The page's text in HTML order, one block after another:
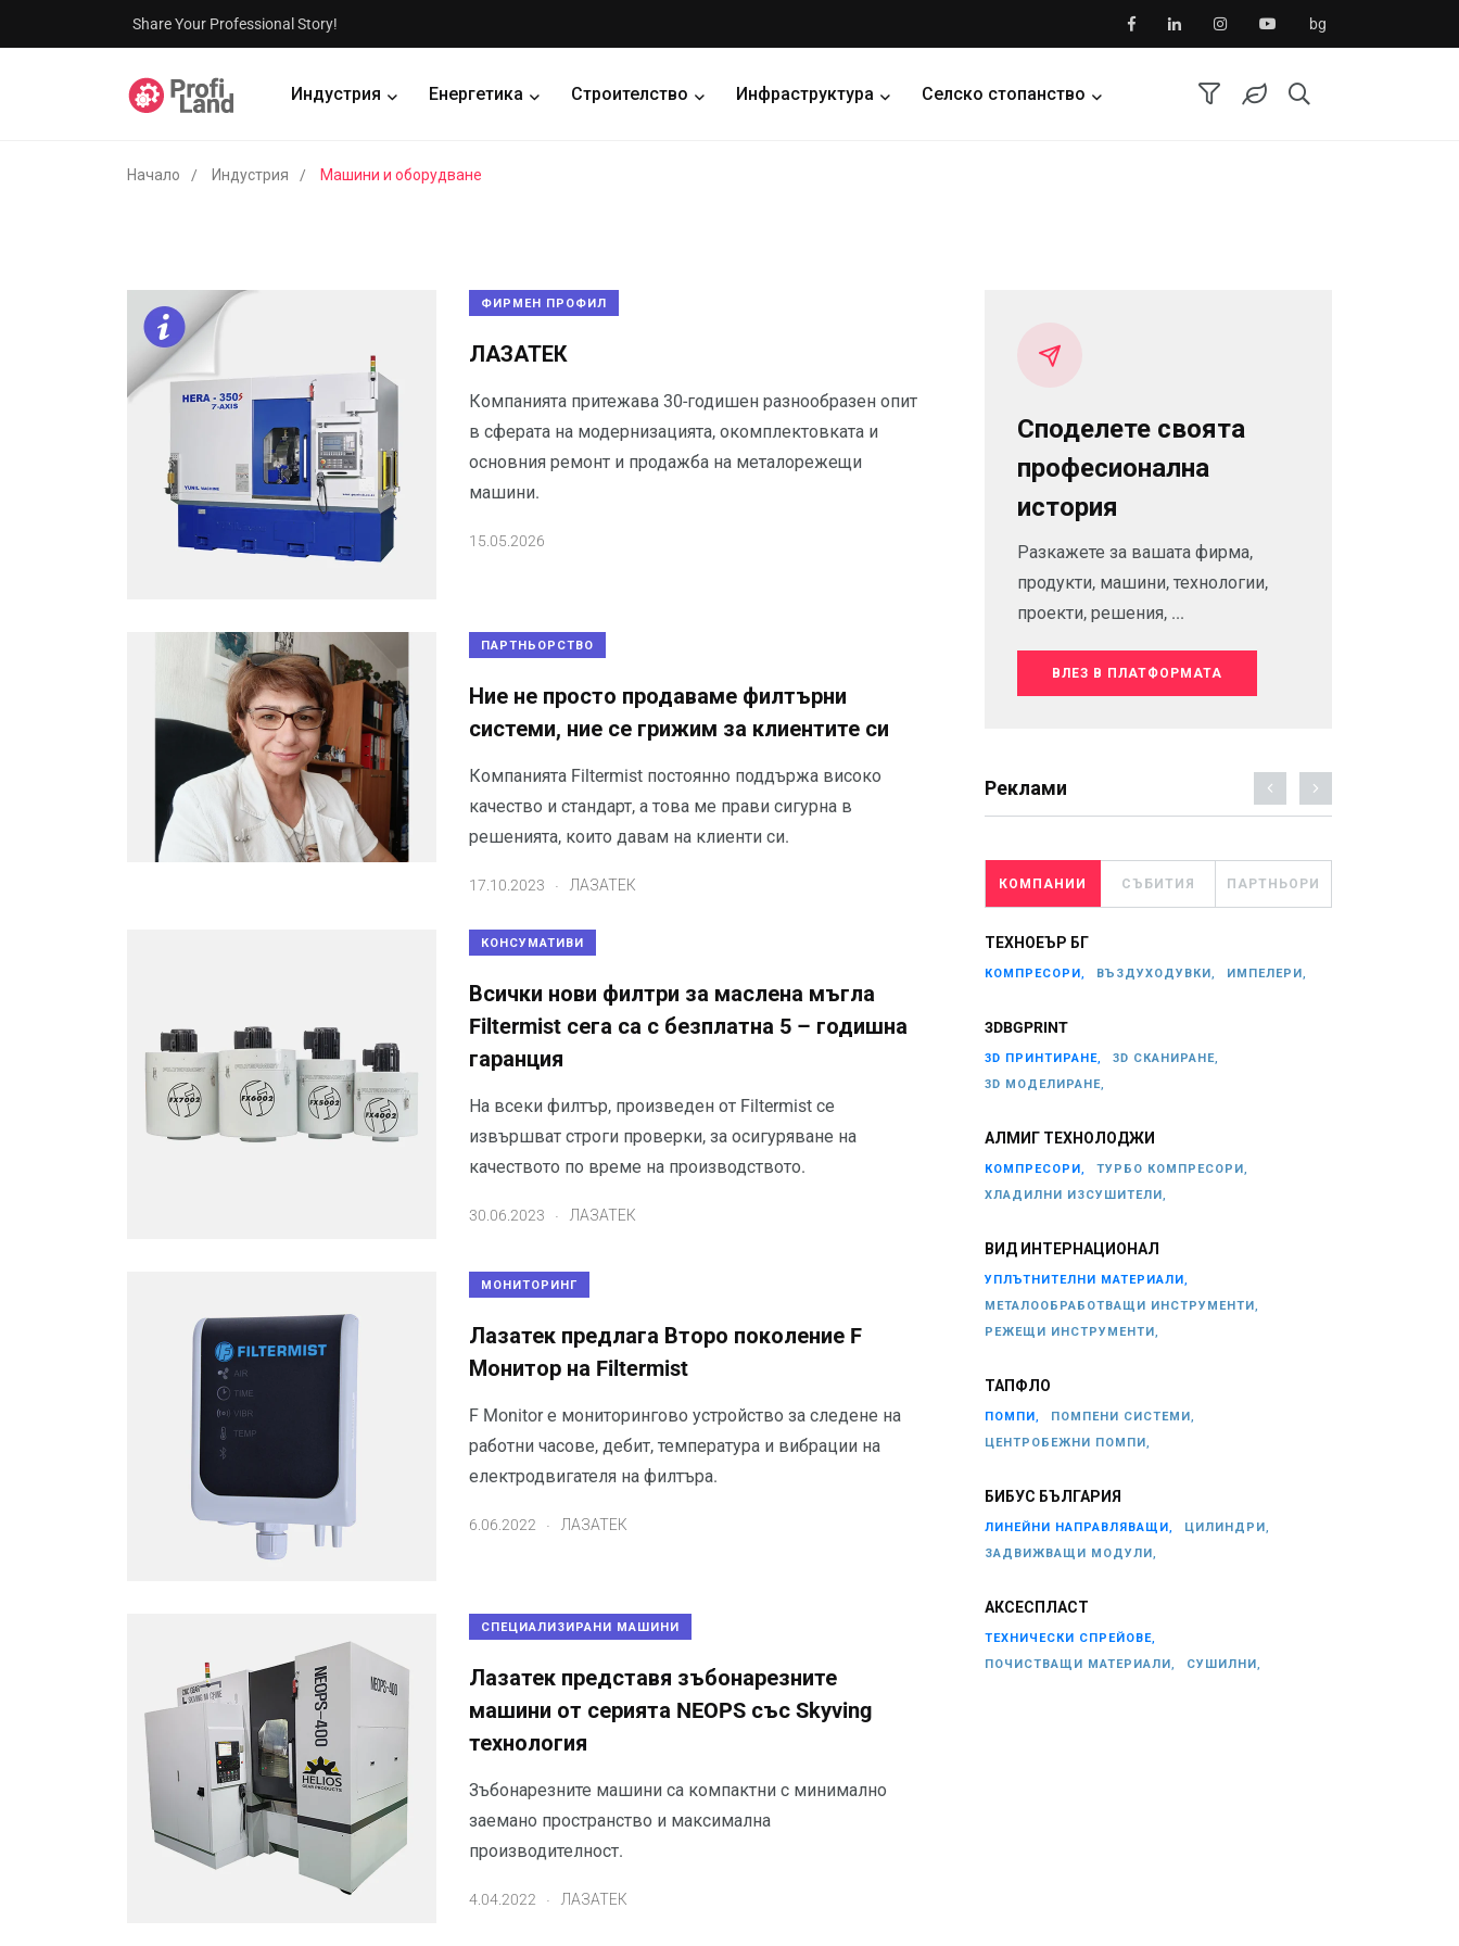
Share Your Professional Story! bg
Индустрия Енергетика Строителство Инфраструктура Селско стопанство
Начало Индустрия Машини и оборудване
ФИРМЕН ПРОФИЛ
ЛАЗАТЕК
Компанията притежава 30-годишен разнообразен опит
в сферата на модернизацията, окомплектовката и
основния ремонт и продажба на металорежещи
машини.
15.05.2026
ПАРТНЬОРСТВО
Ние не просто продаваме филтърни
системи, ние се грижим за клиентите си
Компанията Filtermist постоянно поддържа високо
качество и стандарт, а това ме прави сигурна в
решенията, които давам на клиенти си.
17.10.2023 ЛАЗАТЕК
КОНСУМАТИВИ
Всички нови филтри за маслена мъгла
Filtermist сега са с безплатна 5 – годишна
гаранция
На всеки филтър, произведен от Filtermist се
извършват строги проверки, за осигуряване на
качеството по време на производството.
30.06.2023 ЛАЗАТЕК
МОНИТОРИНГ
Лазатек предлага Второ поколение F
Монитор на Filtermist
F Monitor е мониторингово устройство за следене на
работни часове, дебит, температура и вибрации на
електродвигателя на филтъра.
6.06.2022 ЛАЗАТЕК
СПЕЦИАЛИЗИРАНИ МАШИНИ
Лазатек представя зъбонарезните
машини от серията NEOPS със Skyving
технология
Зъбонарезните машини са компактни с минимално
заемано пространство и максимална
производителност.
4.04.2022 ЛАЗАТЕК
Споделете своята
професионална
история
Разкажете за вашата фирма,
продукти, машини, технологии,
проекти, решения, ...
ВЛЕЗ В ПЛАТФОРМАТА
Реклами
КОМПАНИИ СЪБИТИЯ ПАРТНЬОРИ
ТЕХНОЕЪР БГ
КОМПРЕСОРИ, ВЪЗДУХОДУВКИ, ИМПЕЛЕРИ,
3DBGPRINT
3D ПРИНТИРАНЕ,
3D СКАНИРАНЕ,
3D МОДЕЛИРАНЕ,
АЛМИГ ТЕХНОЛОДЖИ
КОМПРЕСОРИ,
ТУРБО КОМПРЕСОРИ,
ХЛАДИЛНИ ИЗСУШИТЕЛИ,
ВИД ИНТЕРНАЦИОНАЛ
УПЛЪТНИТЕЛНИ МАТЕРИАЛИ,
МЕТАЛООБРАБОТВАЩИ ИНСТРУМЕНТИ,
РЕЖЕЩИ ИНСТРУМЕНТИ,
ТАПФЛО
ПОМПИ,
ПОМПЕНИ СИСТЕМИ,
ЦЕНТРОБЕЖНИ ПОМПИ,
БИБУС БЪЛГАРИЯ
ЛИНЕЙНИ НАПРАВЛЯВАЩИ,
ЦИЛИНДРИ,
ЗАДВИЖВАЩИ МОДУЛИ,
АКСЕСПЛАСТ
ТЕХНИЧЕСКИ СПРЕЙОВЕ,
ПОЧИСТВАЩИ МАТЕРИАЛИ,
СУШИЛНИ,